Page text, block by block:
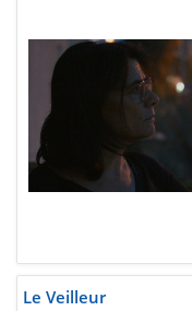
Le Veilleur